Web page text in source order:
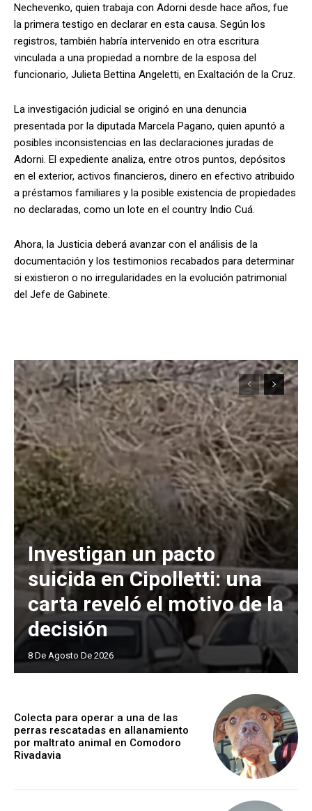
Nechevenko, quien trabaja con Adorni desde hace años, fue
la primera testigo en declarar en esta causa. Según los
registros, también habría intervenido en otra escritura
vinculada a una propiedad a nombre de la esposa del
funcionario, Julieta Bettina Angeletti, en Exaltación de la Cruz.
La investigación judicial se originó en una denuncia
presentada por la diputada Marcela Pagano, quien apuntó a
posibles inconsistencias en las declaraciones juradas de
Adorni. El expediente analiza, entre otros puntos, depósitos
en el exterior, activos financieros, dinero en efectivo atribuido
a préstamos familiares y la posible existencia de propiedades
no declaradas, como un lote en el country Indio Cuá.
Ahora, la Justicia deberá avanzar con el análisis de la
documentación y los testimonios recabados para determinar
si existieron o no irregularidades en la evolución patrimonial
del Jefe de Gabinete.
Investigan un pacto
suicida en Cipolletti: una
carta reveló el motivo de la
decisión
8 De Agosto De 2026
Colecta para operar a una de las
perras rescatadas en allanamiento
por maltrato animal en Comodoro
Rivadavia